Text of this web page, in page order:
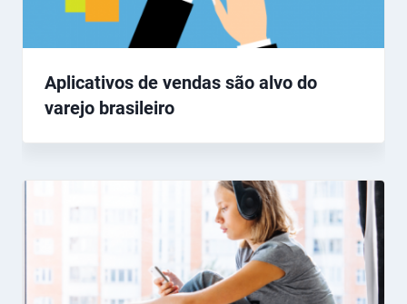
Aplicativos de vendas são alvo do
varejo brasileiro